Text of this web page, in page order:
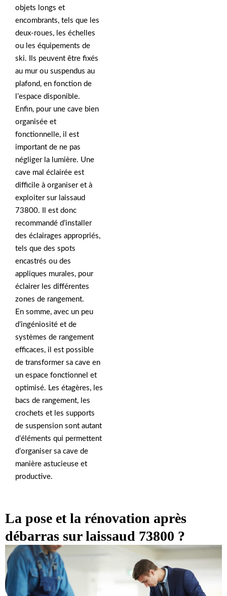
objets longs et
encombrants, tels que les
deux-roues, les échelles
ou les équipements de
ski. Ils peuvent être fixés
au mur ou suspendus au
plafond, en fonction de
l’espace disponible.
Enfin, pour une cave bien
organisée et
fonctionnelle, il est
important de ne pas
négliger la lumière. Une
cave mal éclairée est
difficile à organiser et à
exploiter sur laissaud
73800. Il est donc
recommandé d’installer
des éclairages appropriés,
tels que des spots
encastrés ou des
appliques murales, pour
éclairer les différentes
zones de rangement.
En somme, avec un peu
d’ingéniosité et de
systèmes de rangement
efficaces, il est possible
de transformer sa cave en
un espace fonctionnel et
optimisé. Les étagères, les
bacs de rangement, les
crochets et les supports
de suspension sont autant
d’éléments qui permettent
d’organiser sa cave de
manière astucieuse et
productive.
La pose et la rénovation après
débarras sur laissaud 73800 ?